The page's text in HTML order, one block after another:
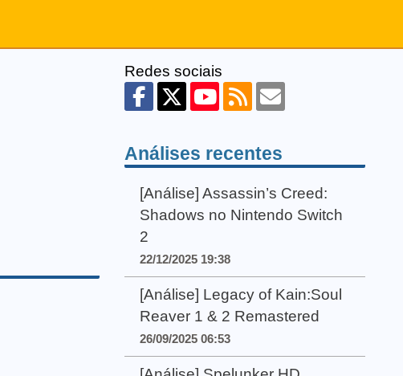
Redes sociais
Análises recentes
[Análise] Assassin’s Creed:
Shadows no Nintendo Switch
2
22/12/2025 19:38
[Análise] Legacy of Kain:Soul
Reaver 1 & 2 Remastered
26/09/2025 06:53